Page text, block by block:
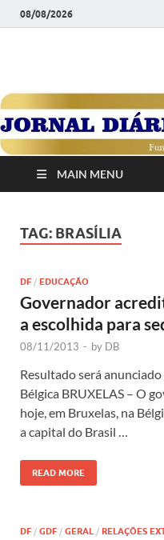
08/08/2026
JORNAL
1958
MAIN MENU
TAG: BRASÍLIA
DF / EDUCAÇÃO
Governador
a escolhida para
08/11/2013 - by DB
Resultado será
Bélgica BRUXELAS – O
hoje, em Bruxelas, na
a capital do Brasil …
READ MORE
DF / GDF / GERAL / RELAÇÕES